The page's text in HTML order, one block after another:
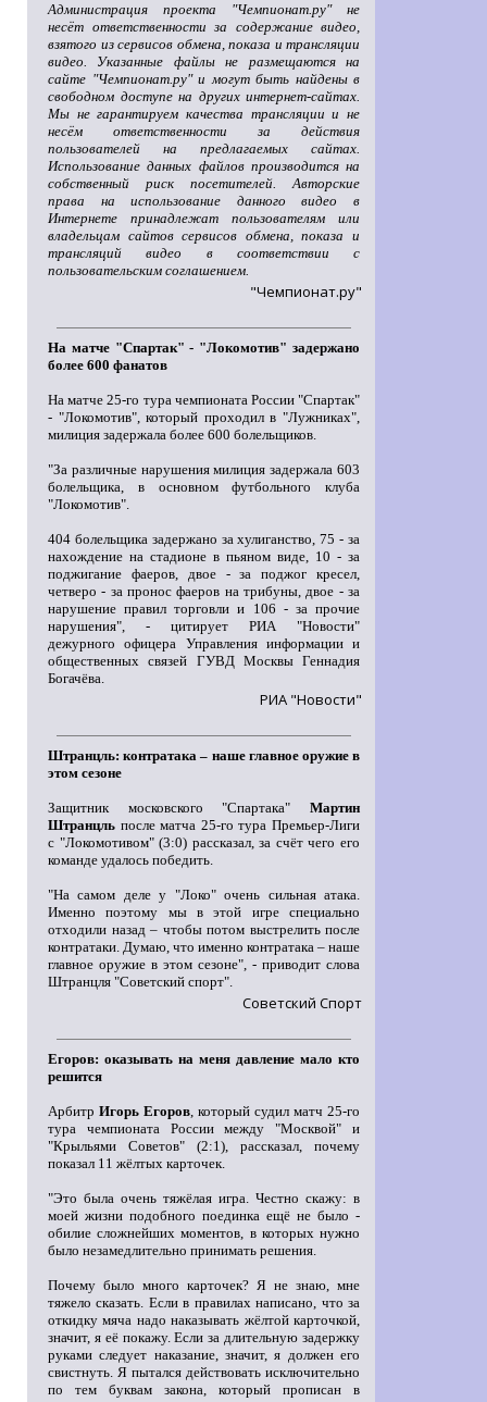
Администрация проекта "Чемпионат.ру" не
несёт ответственности за содержание видео,
взятого из сервисов обмена, показа и трансляции
видео. Указанные файлы не размещаются на
сайте "Чемпионат.ру" и могут быть найдены в
свободном доступе на других интернет-сайтах.
Мы не гарантируем качества трансляции и не
несём ответственности за действия
пользователей на предлагаемых сайтах.
Использование данных файлов производится на
собственный риск посетителей. Авторские
права на использование данного видео в
Интернете принадлежат пользователям или
владельцам сайтов сервисов обмена, показа и
трансляций видео в соответствии с
пользовательским соглашением.
"Чемпионат.ру"
На матче "Спартак" - "Локомотив" задержано
более 600 фанатов
На матче 25-го тура чемпионата России "Спартак"
- "Локомотив", который проходил в "Лужниках",
милиция задержала более 600 болельщиков.
"За различные нарушения милиция задержала 603
болельщика, в основном футбольного клуба
"Локомотив".
404 болельщика задержано за хулиганство, 75 - за
нахождение на стадионе в пьяном виде, 10 - за
поджигание фаеров, двое - за поджог кресел,
четверо - за пронос фаеров на трибуны, двое - за
нарушение правил торговли и 106 - за прочие
нарушения", - цитирует РИА "Новости"
дежурного офицера Управления информации и
общественных связей ГУВД Москвы Геннадия
Богачёва.
РИА "Новости"
Штранцль: контратака – наше главное оружие в
этом сезоне
Защитник московского "Спартака" Мартин
Штранцль после матча 25-го тура Премьер-Лиги
с "Локомотивом" (3:0) рассказал, за счёт чего его
команде удалось победить.
"На самом деле у "Локо" очень сильная атака.
Именно поэтому мы в этой игре специально
отходили назад – чтобы потом выстрелить после
контратаки. Думаю, что именно контратака – наше
главное оружие в этом сезоне", - приводит слова
Штранцля "Советский спорт".
Советский Спорт
Егоров: оказывать на меня давление мало кто
решится
Арбитр Игорь Егоров, который судил матч 25-го
тура чемпионата России между "Москвой" и
"Крыльями Советов" (2:1), рассказал, почему
показал 11 жёлтых карточек.
"Это была очень тяжёлая игра. Честно скажу: в
моей жизни подобного поединка ещё не было -
обилие сложнейших моментов, в которых нужно
было незамедлительно принимать решения.
Почему было много карточек? Я не знаю, мне
тяжело сказать. Если в правилах написано, что за
откидку мяча надо наказывать жёлтой карточкой,
значит, я её покажу. Если за длительную задержку
руками следует наказание, значит, я должен его
свистнуть. Я пытался действовать исключительно
по тем буквам закона, который прописан в